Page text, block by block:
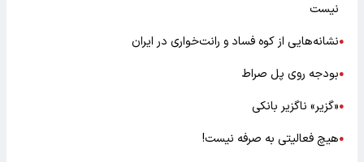
نیست
●نشانه‌هایی از کوه فساد و رانت‌خواری در ایران
●بودجه روی پل صراط
●«گزیر» ناگزیر بانکی
●هیچ فعالیتی به صرفه نیست!